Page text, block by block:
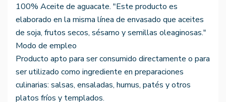
100% Aceite de aguacate. "Este producto es
elaborado en la misma línea de envasado que aceites
de soja, frutos secos, sésamo y semillas oleaginosas."
Modo de empleo
Producto apto para ser consumido directamente o para
ser utilizado como ingrediente en preparaciones
culinarias: salsas, ensaladas, humus, patés y otros
platos fríos y templados.